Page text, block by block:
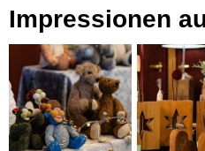
2025
Impressionen